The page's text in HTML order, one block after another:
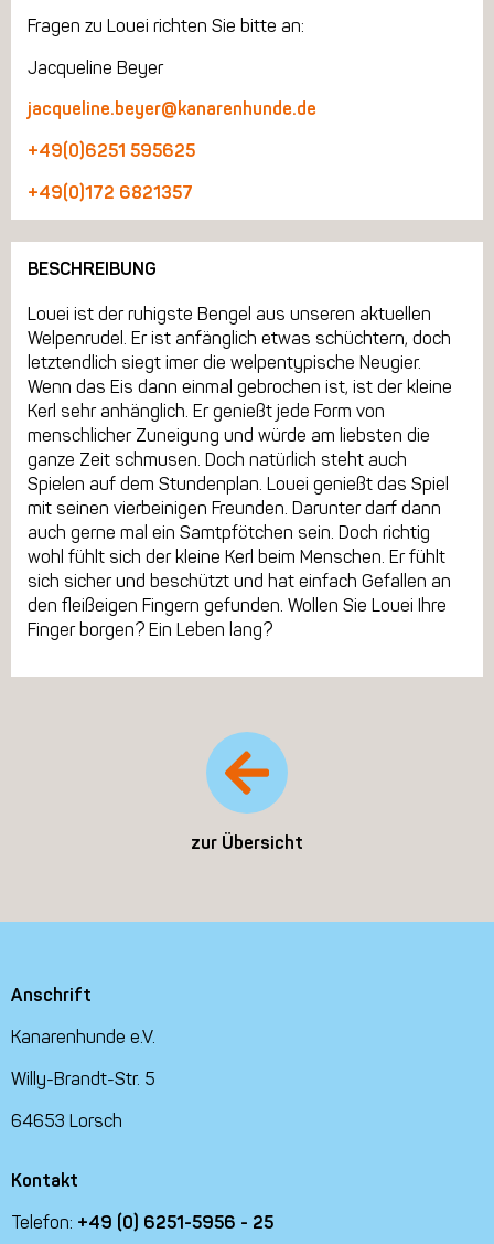
Fragen zu Louei richten Sie bitte an:
Jacqueline Beyer
jacqueline.beyer@kanarenhunde.de
+49(0)6251 595625
+49(0)172 6821357
BESCHREIBUNG
Louei ist der ruhigste Bengel aus unseren aktuellen
Welpenrudel. Er ist anfänglich etwas schüchtern, doch
letztendlich siegt imer die welpentypische Neugier.
Wenn das Eis dann einmal gebrochen ist, ist der kleine
Kerl sehr anhänglich. Er genießt jede Form von
menschlicher Zuneigung und würde am liebsten die
ganze Zeit schmusen. Doch natürlich steht auch
Spielen auf dem Stundenplan. Louei genießt das Spiel
mit seinen vierbeinigen Freunden. Darunter darf dann
auch gerne mal ein Samtpfötchen sein. Doch richtig
wohl fühlt sich der kleine Kerl beim Menschen. Er fühlt
sich sicher und beschützt und hat einfach Gefallen an
den fleißeigen Fingern gefunden. Wollen Sie Louei Ihre
Finger borgen? Ein Leben lang?
zur Übersicht
Anschrift
Kanarenhunde e.V.
Willy-Brandt-Str. 5
64653 Lorsch
Kontakt
Telefon: +49 (0) 6251-5956 - 25